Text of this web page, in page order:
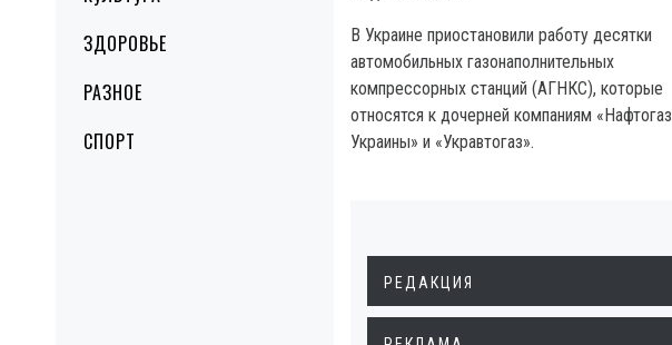
ЗДОРОВЬЕ
РАЗНОЕ
СПОРТ
В Украине приостановили работу десятки
автомобильных газонаполнительных
компрессорных станций (АГНКС), которые
относятся к дочерней компаниям «Нафтогаз
Украины» и «Укравтогаз».
РЕДАКЦИЯ